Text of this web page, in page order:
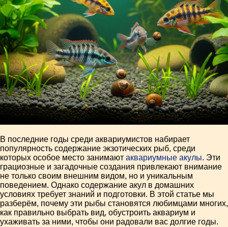
В последние годы среди аквариумистов набирает
популярность содержание экзотических рыб, среди
которых особое место занимают аквариумные акулы. Эти
грациозные и загадочные создания привлекают внимание
не только своим внешним видом, но и уникальным
поведением. Однако содержание акул в домашних
условиях требует знаний и подготовки. В этой статье мы
разберём, почему эти рыбы становятся любимцами многих,
как правильно выбрать вид, обустроить аквариум и
ухаживать за ними, чтобы они радовали вас долгие годы.